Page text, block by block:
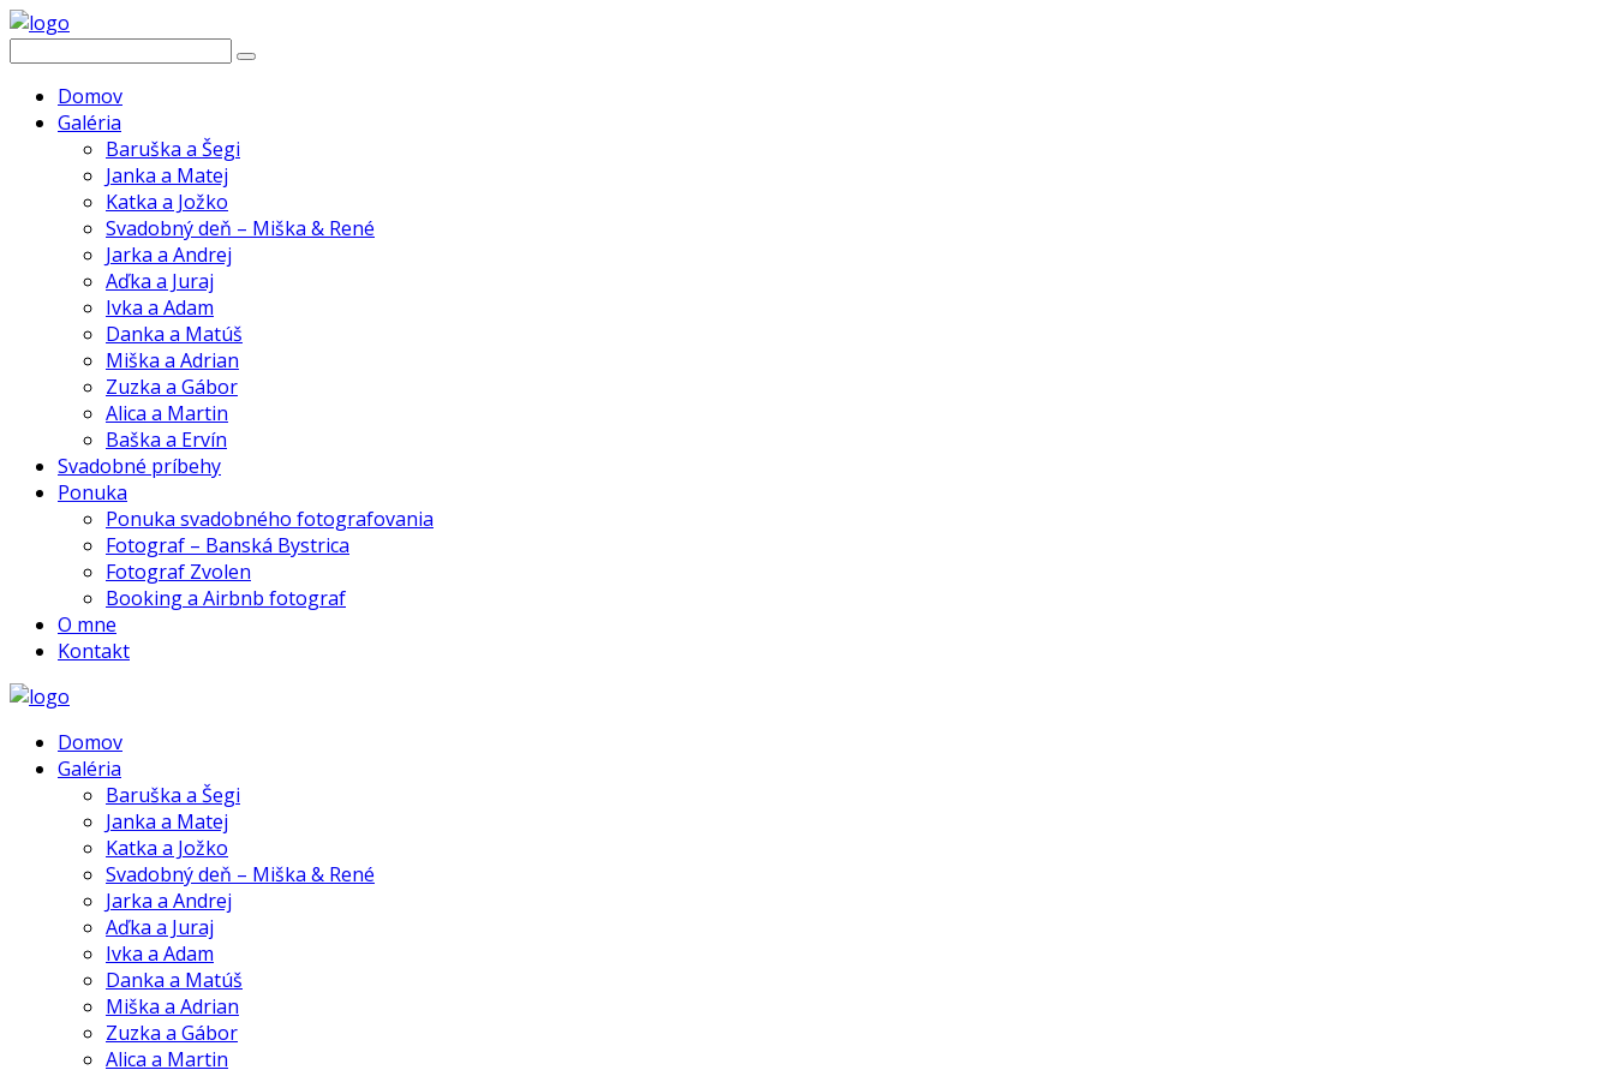
Domov
Galéria
Baruška a Šegi
Janka a Matej
Katka a Jožko
Svadobný deň – Miška & René
Jarka a Andrej
Aďka a Juraj
Ivka a Adam
Danka a Matúš
Miška a Adrian
Zuzka a Gábor
Alica a Martin
Baška a Ervín
Svadobné príbehy
Ponuka
Ponuka svadobného fotografovania
Fotograf – Banská Bystrica
Fotograf Zvolen
Booking a Airbnb fotograf
O mne
Kontakt
Domov
Galéria
Baruška a Šegi
Janka a Matej
Katka a Jožko
Svadobný deň – Miška & René
Jarka a Andrej
Aďka a Juraj
Ivka a Adam
Danka a Matúš
Miška a Adrian
Zuzka a Gábor
Alica a Martin